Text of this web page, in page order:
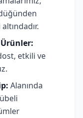
Ürünler:
etkili ve
Alanında